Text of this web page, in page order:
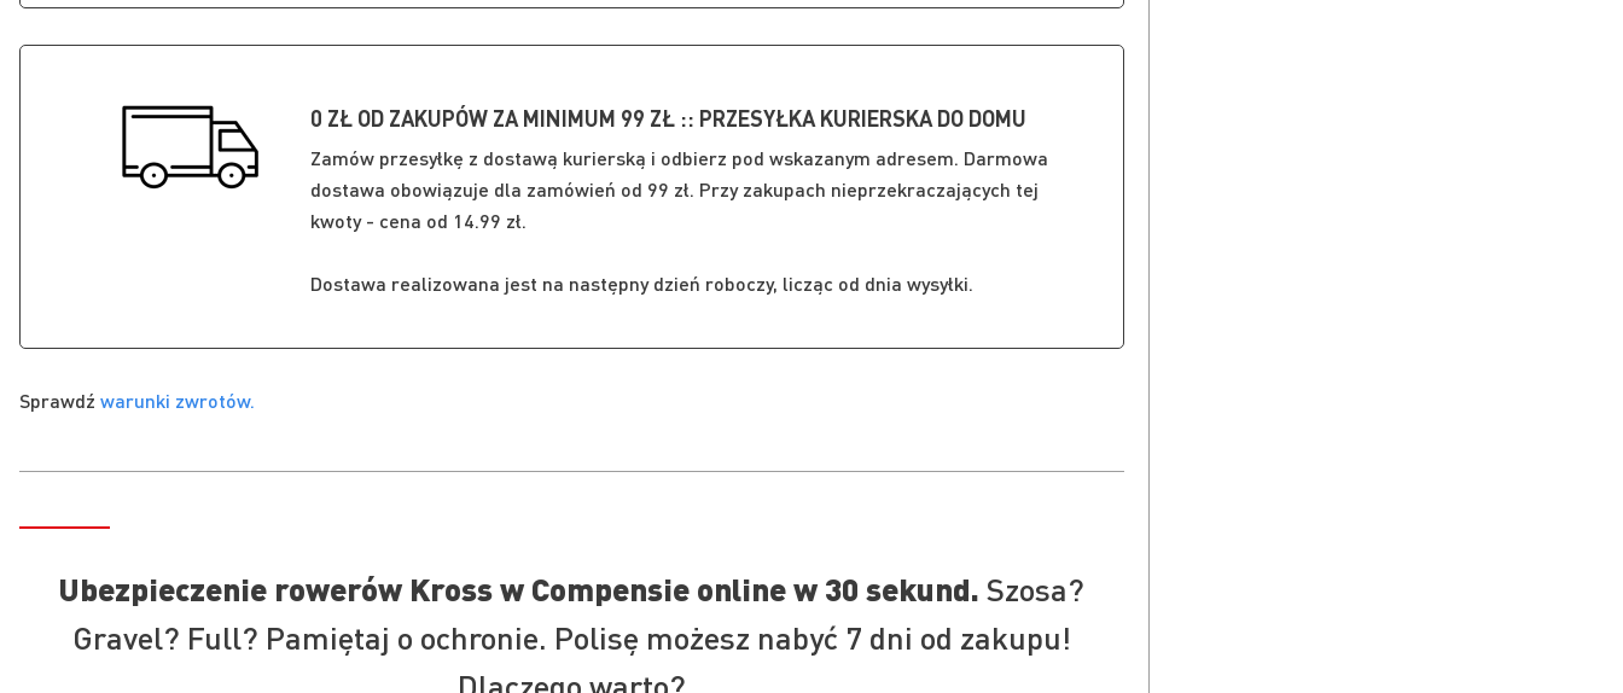
0 ZŁ OD ZAKUPÓW ZA MINIMUM 99 ZŁ :: PRZESYŁKA KURIERSKA DO DOMU
Zamów przesyłkę z dostawą kurierską i odbierz pod wskazanym adresem. Darmowa
dostawa obowiązuje dla zamówień od 99 zł. Przy zakupach nieprzekraczających tej
kwoty - cena od 14.99 zł.
Dostawa realizowana jest na następny dzień roboczy, licząc od dnia wysyłki.
Sprawdź warunki zwrotów.
Ubezpieczenie rowerów Kross w Compensie online w 30 sekund. Szosa?
Gravel? Full? Pamiętaj o ochronie. Polisę możesz nabyć 7 dni od zakupu!
Dlaczego warto?